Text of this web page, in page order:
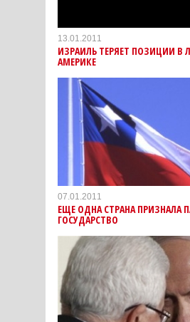
13.01.2011
ИЗРАИЛЬ ТЕРЯЕТ ПОЗИЦИИ В
АМЕРИКЕ
07.01.2011
ЕЩЕ ОДНА СТРАНА ПРИЗНАЛА
ГОСУДАРСТВО